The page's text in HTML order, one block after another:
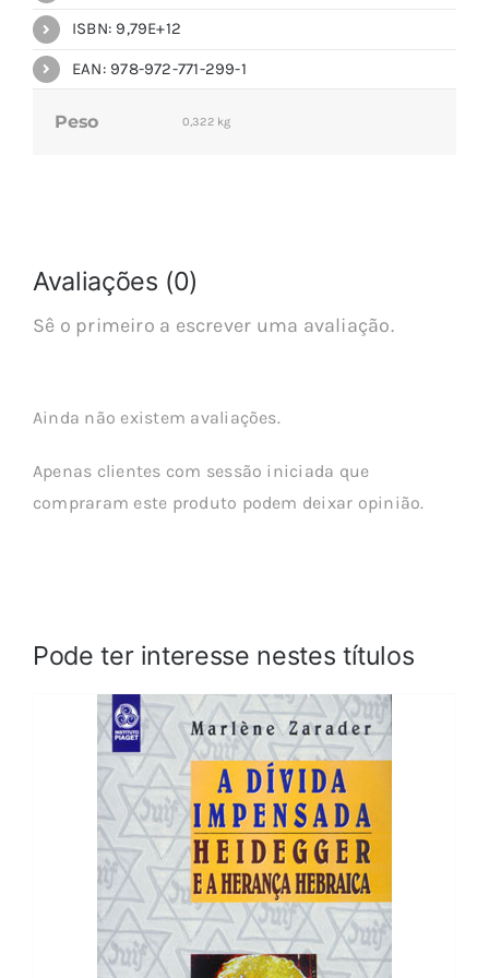
ISBN: 9,79E+12
EAN: 978-972-771-299-1
Peso 0,322 kg
Avaliações (0)
Sê o primeiro a escrever uma avaliação.
Ainda não existem avaliações.
Apenas clientes com sessão iniciada que
compraram este produto podem deixar opinião.
Pode ter interesse nestes títulos